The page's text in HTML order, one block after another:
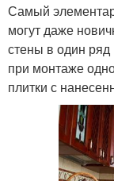
Самый
могут даже
стены в один
при монтаже
плитки с